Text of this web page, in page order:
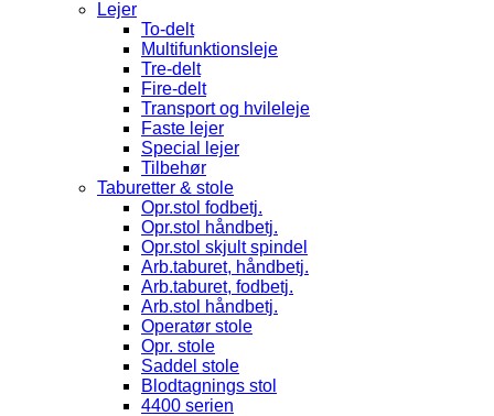
Lejer
To-delt
Multifunktionsleje
Tre-delt
Fire-delt
Transport og hvileleje
Faste lejer
Special lejer
Tilbehør
Taburetter & stole
Opr.stol fodbetj.
Opr.stol håndbetj.
Opr.stol skjult spindel
Arb.taburet, håndbetj.
Arb.taburet, fodbetj.
Arb.stol håndbetj.
Operatør stole
Opr. stole
Saddel stole
Blodtagnings stol
4400 serien